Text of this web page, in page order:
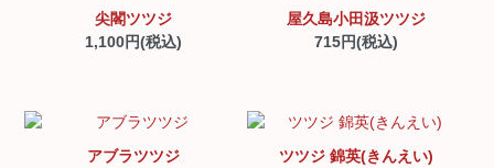
尖閣ツツジ
1,100円(税込)
屋久島小田汲ツツジ
715円(税込)
アブラツツジ
ツツジ 錦英(きんえい)